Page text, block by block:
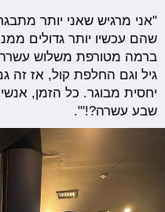
"אני מרגיש שאני יותר
שהם עכשיו יותר גדולים
ברמה מטורפת משלוש
גיל וגם החלפת קול, אז זה
יחסית מבוגר. כל הזמן,
שבע עשרה?!'".